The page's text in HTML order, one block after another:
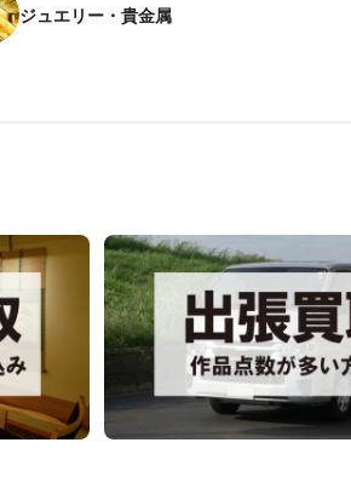
ジュエリー・貴金属